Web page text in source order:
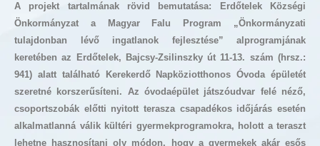
A projekt tartalmának rövid bemutatása: Erdőtelek Községi
Önkormányzat a Magyar Falu Program „Önkormányzati
tulajdonban lévő ingatlanok fejlesztése” alprogramjának
keretében az Erdőtelek, Bajcsy-Zsilinszky út 11-13. szám (hrsz.:
941) alatt található Kerekerdő Napköziotthonos Óvoda épületét
szeretné korszerűsíteni. Az óvodaépület játszóudvar felé néző,
csoportszobák előtti nyitott terasza csapadékos időjárás esetén
alkalmatlanná válik kültéri gyermekprogramokra, holott a teraszt
lehetne hasznosítani oly módon, hogy a gyermekek akár esős